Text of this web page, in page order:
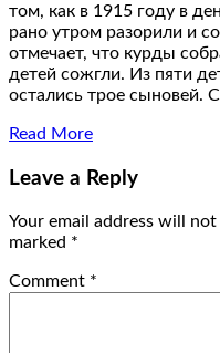
том, как в 1915 году в
рано утром разорили и
отмечает, что курды
детей сожгли. Из пяти
остались трое сыновей.
Read More
Leave a Reply
Your email address will
marked *
Comment *